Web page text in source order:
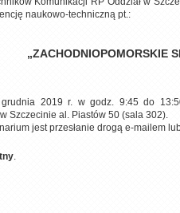
naukowo-techniczną pt.:
„ZACHODNIOPOMORSKIE
2019 r. w godz. 9:45 do
Szczecinie al. Piastów 50 (sala 302).
jest przesłanie drogą e-mailem
.